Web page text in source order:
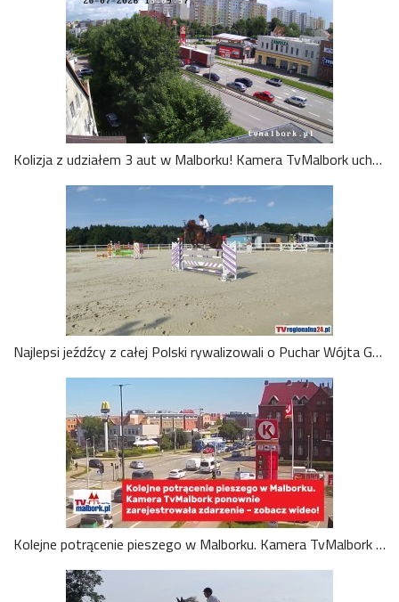
Kolizja z udziałem 3 aut w Malborku! Kamera TvMalbork uchwyciła moment zderzenia na Alei Rodła [WIDEO]
Najlepsi jeźdźcy z całej Polski rywalizowali o Puchar Wójta Gminy Malbork. Wideo i zdjęcia
Kolejne potrącenie pieszego w Malborku. Kamera TvMalbork ponownie zarejestrowała zdarzenie – zobacz wideo!